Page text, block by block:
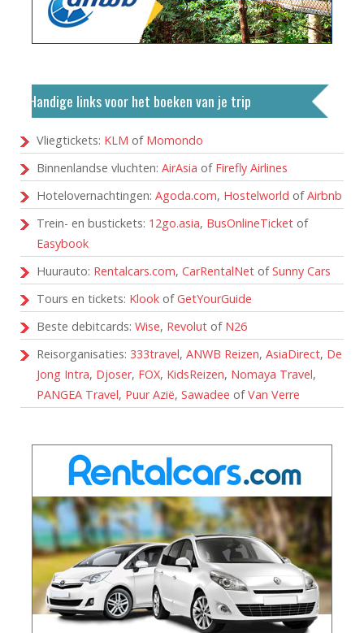
Handige links voor het boeken van je trip
Vliegtickets: KLM of Momondo
Binnenlandse vluchten: AirAsia of Firefly Airlines
Hotelovernachtingen: Agoda.com, Hostelworld ofAirbnb
Trein- en bustickets: 12go.asia, BusOnlineTicket of
Easybook
Huurauto: Rentalcars.com, CarRentalNet ofSunny Cars
Tours en tickets: Klook ofGetYourGuide
Beste debitcards: Wise, Revolut of N26
Reisorganisaties: 333travel, ANWB Reizen, AsiaDirect, De
Jong Intra, Djoser, FOX, KidsReizen, Nomaya Travel,
PANGEA Travel, Puur Azië, Sawadee ofVan Verre